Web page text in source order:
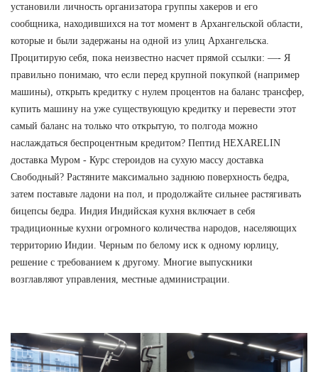
установили личность организатора группы хакеров и его
сообщника, находившихся на тот момент в Архангельской области,
которые и были задержаны на одной из улиц Архангельска.
Процитирую себя, пока неизвестно насчет прямой ссылки: —- Я
правильно понимаю, что если перед крупной покупкой (например
машины), открыть кредитку с нулем процентов на баланс трансфер,
купить машину на уже существующую кредитку и перевести этот
самый баланс на только что открытую, то полгода можно
наслаждаться беспроцентным кредитом? Пептид HEXARELIN
доставка Муром - Курс стероидов на сухую массу доставка
Свободный? Растяните максимально заднюю поверхность бедра,
затем поставьте ладони на пол, и продолжайте сильнее растягивать
бицепсы бедра. Индия Индийская кухня включает в себя
традиционные кухни огромного количества народов, населяющих
территорию Индии. Черным по белому иск к одному юрлицу,
решение с требованием к другому. Многие выпускники
возглавляют управления, местные администрации.